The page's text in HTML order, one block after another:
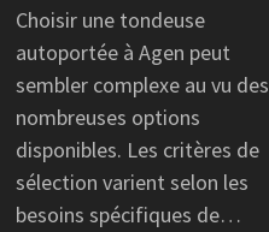
Choisir une tondeuse
autoportée à Agen peut
sembler complexe au vu des
nombreuses options
disponibles. Les critères de
sélection varient selon les
besoins spécifiques de…